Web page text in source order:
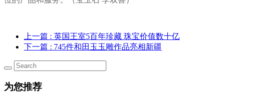
上一篇 : 英国王室5百年珍藏 珠宝价值数十亿
下一篇 : 745件和田玉玉雕作品亮相新疆
为您推荐